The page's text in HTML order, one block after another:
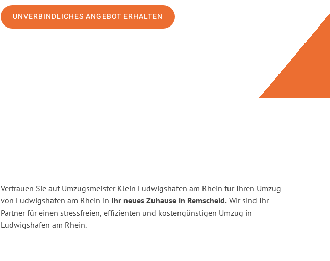
UNVERBINDLICHES ANGEBOT ERHALTEN
Vertrauen Sie auf Umzugsmeister Klein Ludwigshafen am Rhein für Ihren Umzug
von Ludwigshafen am Rhein in Ihr neues Zuhause in Remscheid. Wir sind Ihr
Partner für einen stressfreien, effizienten und kostengünstigen Umzug in
Ludwigshafen am Rhein.